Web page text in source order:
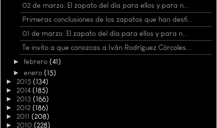
02 de marzo: El zapato del día para ellos y para n...
Primeras conclusiones de los zapatos que han desfi...
01 de marzo: El zapato del día para ellos y para n...
Te invito a que conozcas a Iván Rodríguez Córcoles...
► febrero (41)
► enero (15)
► 2015 (134)
► 2014 (185)
► 2013 (166)
► 2012 (186)
► 2011 (208)
► 2010 (228)